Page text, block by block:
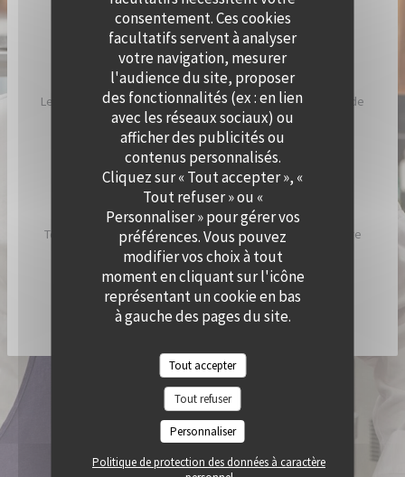
consentement. Ces cookies
facultatifs servent à analyser
votre navigation, mesurer
l'audience du site, proposer
des fonctionnalités (ex : en lien
avec les réseaux sociaux) ou
afficher des publicités ou
contenus personnalisés.
Cliquez sur « Tout accepter », «
Tout refuser » ou «
Personnaliser » pour gérer vos
préférences. Vous pouvez
modifier vos choix à tout
moment en cliquant sur l'icône
représentant un cookie en bas
à gauche des pages du site.
Tout accepter
Tout refuser
Personnaliser
Politique de protection des données à caractère
LE CHEF ALEXY ALGAR-DENOS S’INSTALLE À QUAI
OUEST LE TEMPS D’UN ÉTÉ !
Le Chef a imaginé Cramat’, comme un restaurant de bord de
plage, inspiré par ses racines catalanes et son humeur
ensoleillée.
Chez Cramat’, la cuisine sent bon l’été et est pleine de
saveurs et de gourmandises.
Tous les jours, nous allumons nos braséros pour vous faire
découvrir les spécialités du chef !
DÉCOUVRIR / RÉSERVER CRAMAT'
© 2026 QUAI OUEST — CRÉATION DE SITE INTERNET RESTAURANT AVEC
ZENCHEF((OUVRE UNE NOUVELLE FENÊTRE))
MENTIONS LÉGALES
((OUVRE UNE NOUVELLE FENÊTRE))
CGU
((OUVRE UNE NOUVELLE
POLITIQUE DE PROTECTION DES DONNÉES À CARACTÈRE PERSONNEL
((OUVRE UNE NOUVELLE FENÊTRE))
POLITIQUE DE COOKIES
ACCESSIBILITE